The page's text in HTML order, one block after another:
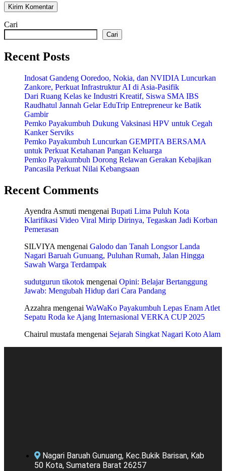
Cari
Cari
Recent Posts
Indosat Gandeng Ooredoo, Nokia, dan NVIDIA Luncurkan
Zankore, Perkuat Infrastruktur AI di Asia-Pasifik
Dari Ruang Kelas ke Industri Kreatif, Siswa SMA IBS
Raudhatul Jannah Gelar EduTrip Entrepreneur ke Batik
Gambir
Pemko Payakumbuh Dukung Vaksinasi HPV untuk Cegah
Kanker Serviks
Pemko Payakumbuh Luncurkan GEMPITA BERSAMA
untuk Perkuat Ketahanan Pangan Keluarga
Pemko Payakumbuh Dorong Relawan Gerakan Kebajikan
Pancasila Perkuat Nilai Kebangsaan
Recent Comments
Ayendra Asmuti mengenai Bupati Lima Puluh Kota
Klarifikasi Video Viral Mirip Dirinya, Tegaskan Jadi Korban
Pemerasan
SILVIYAmengenai Galodo dan Tanah Longsor Landa
Nagari Baruah Gunuang, Puluhan Rumah, Jalan Hingga
Sawah Warga Terdampak
sudutgurun tikotok mengenai Opini: Belajar Bertanggung
Jawab: Mengubah Hidup dari Cara Pandang
Azzahra mengenai WaWaKo Payakumbuh Lepas Enam Atlet
Sepatu Roda ke Ajang Internasional VERKA CUP 2025
Chairul mustafa mengenai Sejarah Singkat Nagari Koto Alam
Nagari Baruah Gunuang, Kec.Bukik Barisan, Kab
50 Kota, Sumatera Barat 26257